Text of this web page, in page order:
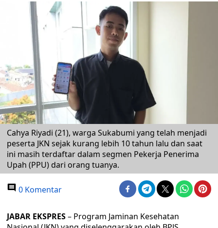
Cahya Riyadi (21), warga Sukabumi yang telah menjadi
peserta JKN sejak kurang lebih 10 tahun lalu dan saat
ini masih terdaftar dalam segmen Pekerja Penerima
Upah (PPU) dari orang tuanya.
0 Komentar
JABAR EKSPRES– Program Jaminan Kesehatan